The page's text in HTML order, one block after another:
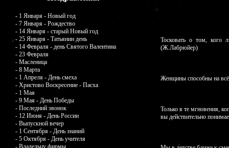
- 1 Января - Новый год
- 7 Января - Рождество
- 14 Января - старый Новый год
- 25 Января - Татьянин день
- 14 Февраля - день Святого Валентина
- 23 Февраля
- Масленица
- 8 Марта
- 1 Апреля - День смеха
- Христово Воскресение - Пасха
- 1 Мая
- 9 Мая - День Победы
- Последний звонок
- 12 Июня - День России
- Выпускной вечер
- 1 Сентября - День знаний
- 5 Октября - День учителя
- Владельцу фирмы
Тосковать о том, кого
(Ж.Лабрюйер)
Женщины способны на
Только в те мгновения,
вы действительно